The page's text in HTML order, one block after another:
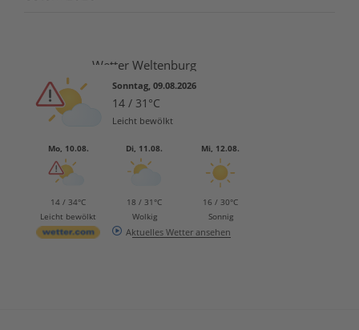
Wetter Weltenburg
Sonntag, 09.08.2026
14 / 31°C
Leicht bewölkt
Mo, 10.08.
14 / 34°C
Leicht bewölkt
Di, 11.08.
18 / 31°C
Wolkig
Mi, 12.08.
16 / 30°C
Sonnig
Aktuelles Wetter ansehen